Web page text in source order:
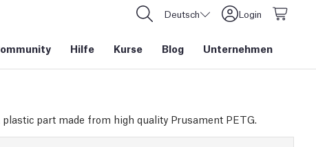
Deutsch Login
Hilfe Kurse Blog Unternehmen
plastic part made from high quality Prusament PETG.